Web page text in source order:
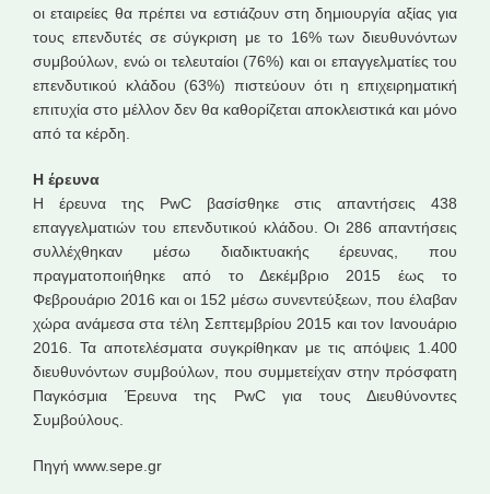
οι εταιρείες θα πρέπει να εστιάζουν στη δημιουργία αξίας για
τους επενδυτές σε σύγκριση με το 16% των διευθυνόντων
συμβούλων, ενώ οι τελευταίοι (76%) και οι επαγγελματίες του
επενδυτικού κλάδου (63%) πιστεύουν ότι η επιχειρηματική
επιτυχία στο μέλλον δεν θα καθορίζεται αποκλειστικά και μόνο
από τα κέρδη.
Η έρευνα
Η έρευνα της PwC βασίσθηκε στις απαντήσεις 438
επαγγελματιών του επενδυτικού κλάδου. Οι 286 απαντήσεις
συλλέχθηκαν μέσω διαδικτυακής έρευνας, που
πραγματοποιήθηκε από το Δεκέμβριο 2015 έως το
Φεβρουάριο 2016 και οι 152 μέσω συνεντεύξεων, που έλαβαν
χώρα ανάμεσα στα τέλη Σεπτεμβρίου 2015 και τον Ιανουάριο
2016. Τα αποτελέσματα συγκρίθηκαν με τις απόψεις 1.400
διευθυνόντων συμβούλων, που συμμετείχαν στην πρόσφατη
Παγκόσμια Έρευνα της PwC για τους Διευθύνοντες
Συμβούλους.
Πηγή www.sepe.gr